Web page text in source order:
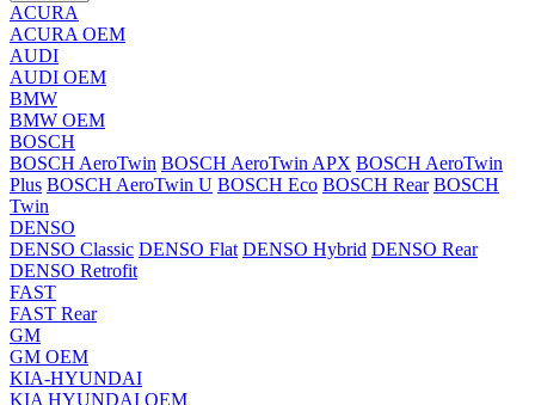
ACURA
ACURA OEM
AUDI
AUDI OEM
BMW
BMW OEM
BOSCH
BOSCH AeroTwin BOSCH AeroTwin APX BOSCH AeroTwin
Plus BOSCH AeroTwin U BOSCH Eco BOSCH Rear BOSCH
Twin
DENSO
DENSO Classic DENSO Flat DENSO Hybrid DENSO Rear
DENSO Retrofit
FAST
FAST Rear
GM
GM OEM
KIA-HYUNDAI
KIA HYUNDAI OEM